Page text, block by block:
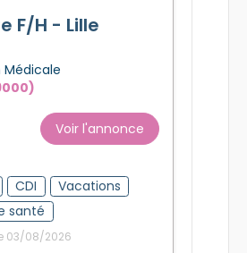
F/H - Lille
Médicale
Voir l'annonce
CDI
Vacations
santé
03/08/2026